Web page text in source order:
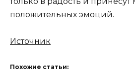
положительных эмоций.
Источник
Похожие статьи: